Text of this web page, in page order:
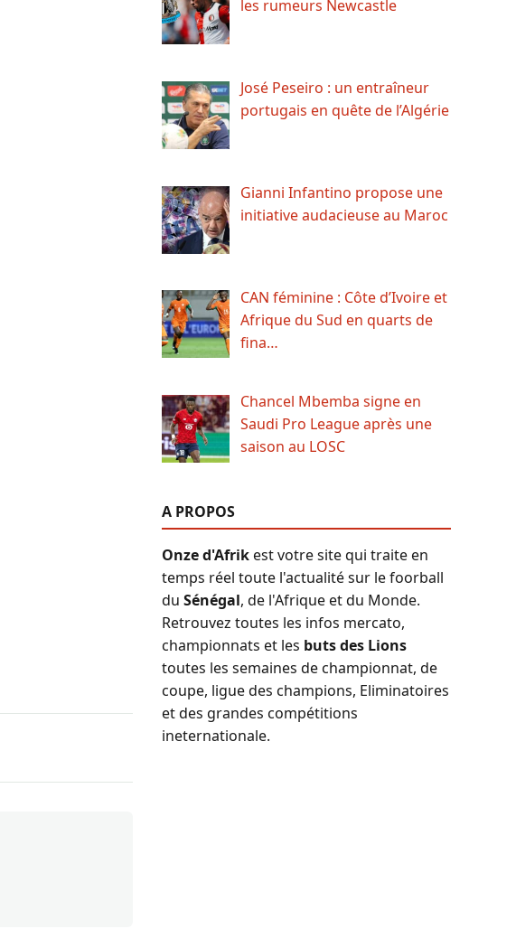
les rumeurs Newcastle
José Peseiro : un entraîneur
portugais en quête de l’Algérie
Gianni Infantino propose une
initiative audacieuse au Maroc
CAN féminine : Côte d’Ivoire et
Afrique du Sud en quarts de
fina…
Chancel Mbemba signe en
Saudi Pro League après une
saison au LOSC
A PROPOS
Onze d'Afrikest votre site qui traite en
temps réel toute l'actualité sur le foorball
du Sénégal, de l'Afrique et du Monde.
Retrouvez toutes les infos mercato,
championnats et les buts des Lions
toutes les semaines de championnat, de
coupe, ligue des champions, Eliminatoires
et des grandes compétitions
ineternationale.